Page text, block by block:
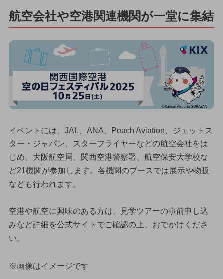
航空会社や空港関連機関が一堂に集結
イベントには、JAL、ANA、Peach Aviation、ジェットス
ター・ジャパン、スターフライヤーなどの航空会社をは
じめ、大阪航空局、関西空港警察署、航空保安大学校な
ど21機関が参加します。各機関のブースでは展示や物販
なども行われます。
空港や航空に興味のある方は、見学ツアーの事前申し込
みなど詳細を公式サイトでご確認の上、おでかけくださ
い。
※画像はイメージです